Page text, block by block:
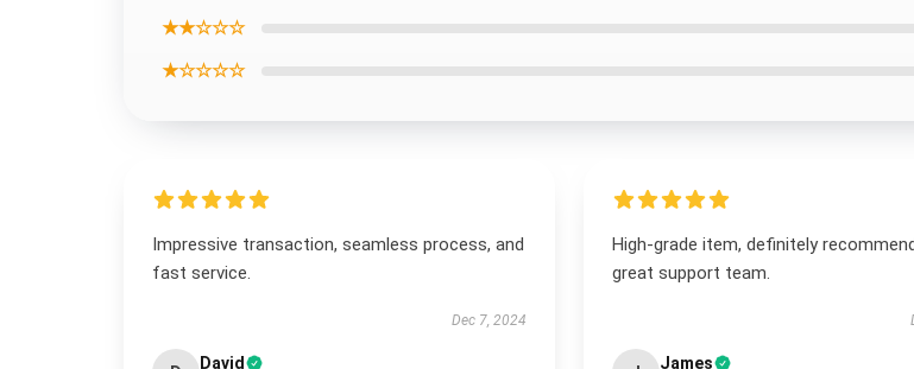
★★☆☆☆
★☆☆☆☆
Impressive transaction, seamless process, and
fast service.
Dec 7, 2024
David
High-grade item, definitely
great support team.
James